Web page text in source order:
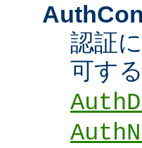
認証
可す